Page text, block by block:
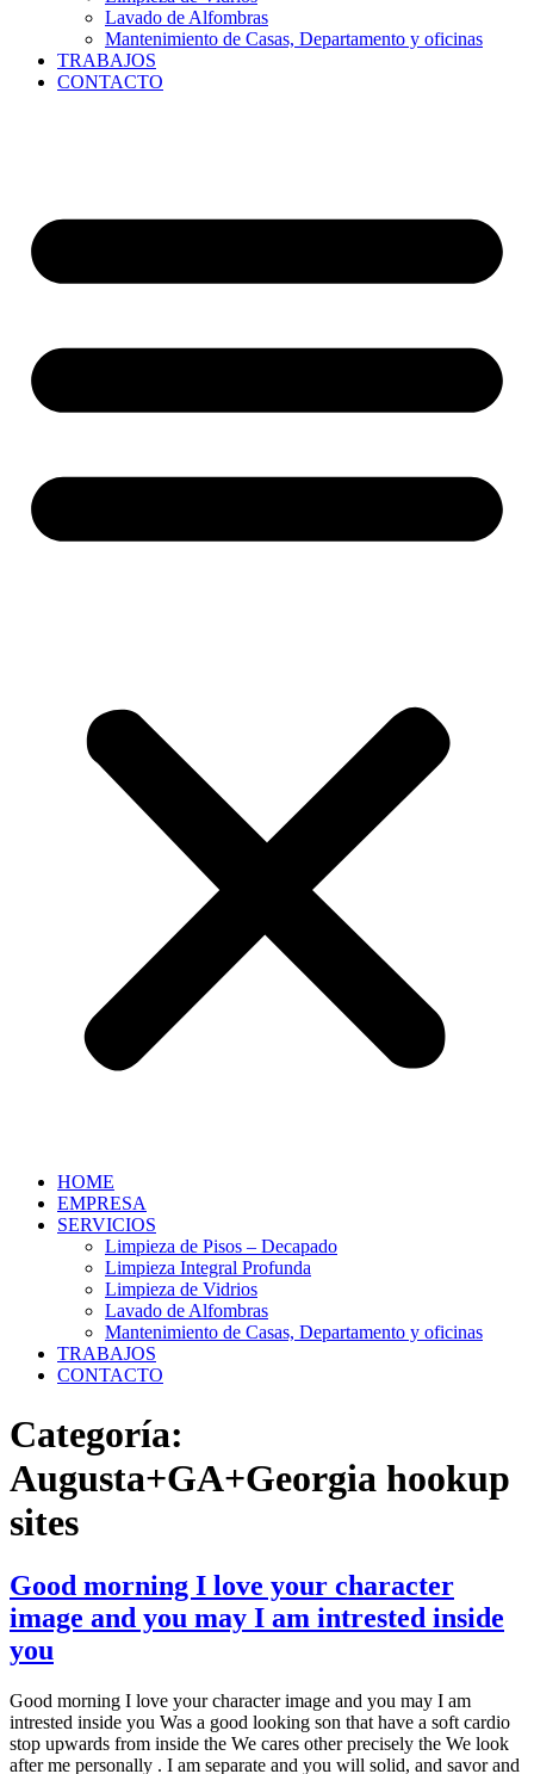
Lavado de Alfombras
Mantenimiento de Casas, Departamento y oficinas
TRABAJOS
CONTACTO
HOME
EMPRESA
SERVICIOS
Limpieza de Pisos – Decapado
Limpieza Integral Profunda
Limpieza de Vidrios
Lavado de Alfombras
Mantenimiento de Casas, Departamento y oficinas
TRABAJOS
CONTACTO
Categoría:
Augusta+GA+Georgia hookup
sites
Good morning I love your character
image and you may I am intrested inside
you
Good morning I love your character image and you may I am
intrested inside you Was a good looking son that have a soft cardio
stop upwards from inside the We cares other precisely the We look
after me personally . I am separate and you will solid, and savor and